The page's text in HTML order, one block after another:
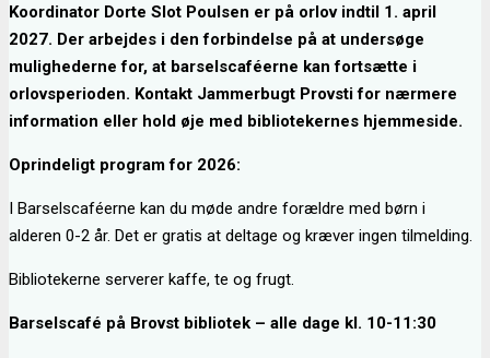
Koordinator Dorte Slot Poulsen er på orlov indtil 1. april
2027. Der arbejdes i den forbindelse på at undersøge
mulighederne for, at barselscaféerne kan fortsætte i
orlovsperioden. Kontakt Jammerbugt Provsti for nærmere
information eller hold øje med bibliotekernes hjemmeside.
Oprindeligt program for 2026:
I Barselscaféerne kan du møde andre forældre med børn i
alderen 0-2 år. Det er gratis at deltage og kræver ingen tilmelding.
Bibliotekerne serverer kaffe, te og frugt.
Barselscafé på Brovst bibliotek – alle dage kl. 10-11:30